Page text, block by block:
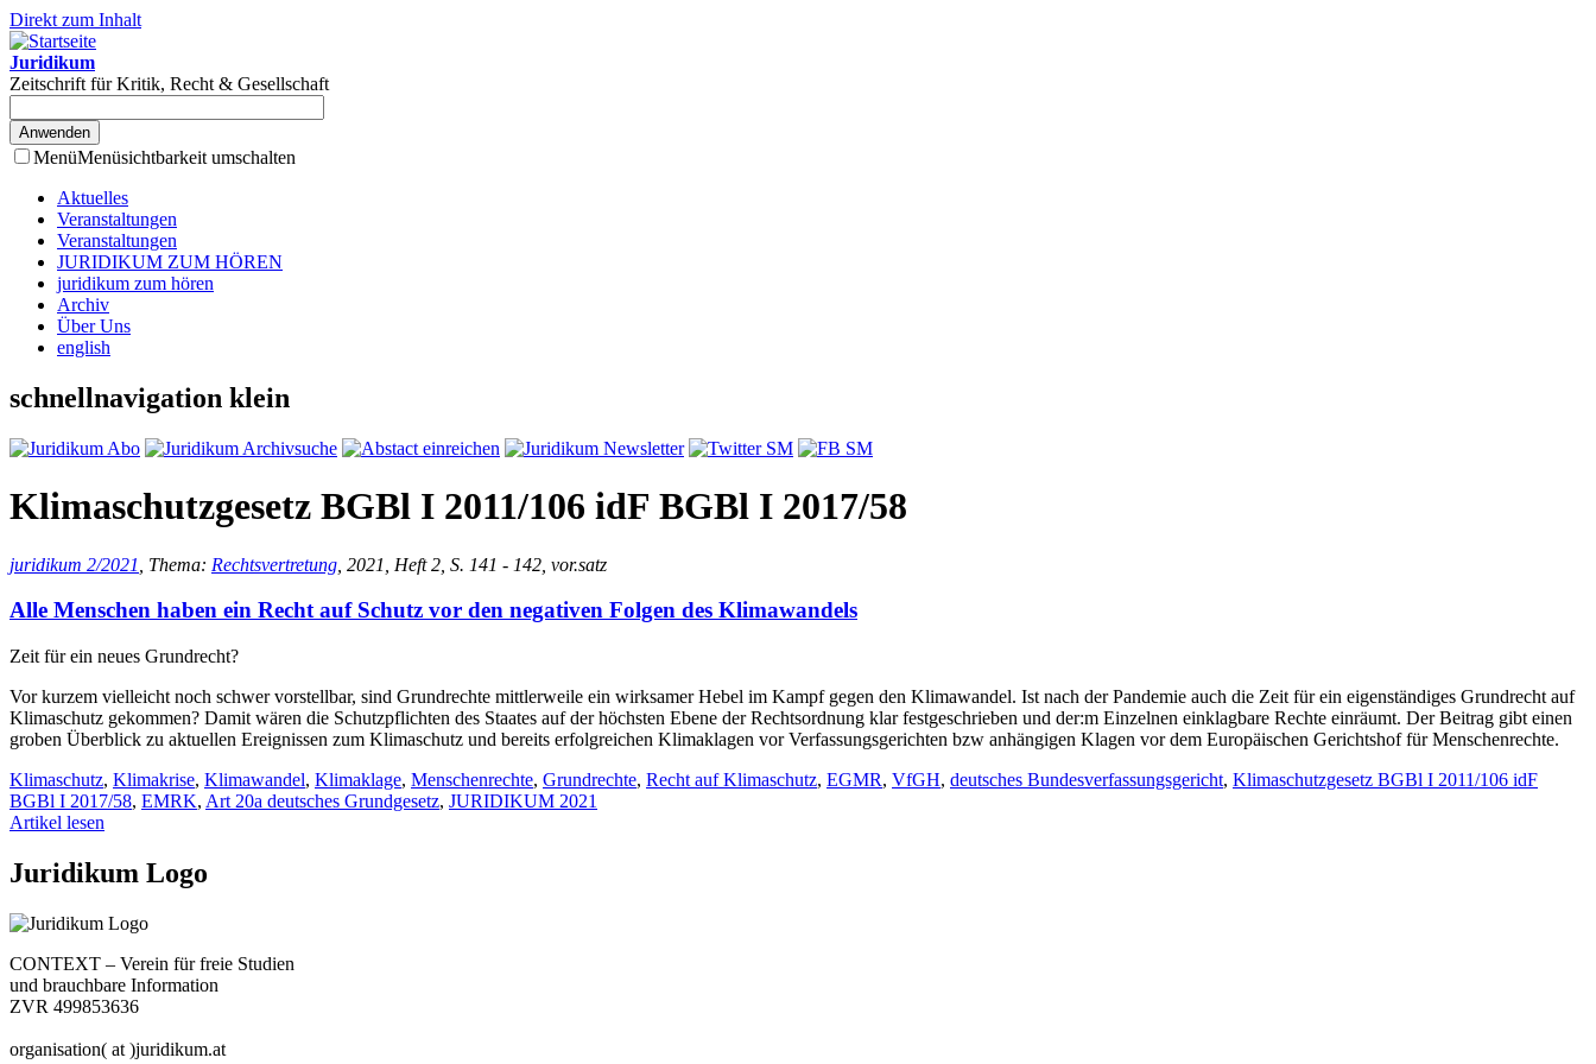
Direkt zum Inhalt
Juridikum
Zeitschrift für Kritik, Recht & Gesellschaft
MenüMenüsichtbarkeit umschalten
Aktuelles
Veranstaltungen
Veranstaltungen
JURIDIKUM ZUM HÖREN
juridikum zum hören
Archiv
Über Uns
english
schnellnavigation klein
Klimaschutzgesetz BGBl I 2011/106 idF BGBl I 2017/58
juridikum 2/2021 , Thema: Rechtsvertretung , 2021, Heft 2, S. 141 - 142, vor.satz
Alle Menschen haben ein Recht auf Schutz vor den negativen Folgen des Klimawandels
Zeit für ein neues Grundrecht?
Vor kurzem vielleicht noch schwer vorstellbar, sind Grundrechte mittlerweile ein wirksamer Hebel im Kampf gegen den Klimawandel. Ist nach der Pandemie auch die Zeit für ein eigenständiges Grundrecht auf
Klimaschutz gekommen? Damit wären die Schutzpflichten des Staates auf der höchsten Ebene der Rechtsordnung klar festgeschrieben und der:m Einzelnen einklagbare Rechte einräumt. Der Beitrag gibt einen
groben Überblick zu aktuellen Ereignissen zum Klimaschutz und bereits erfolgreichen Klimaklagen vor Verfassungsgerichten bzw anhängigen Klagen vor dem Europäischen Gerichtshof für Menschenrechte.
Klimaschutz, Klimakrise, Klimawandel, Klimaklage, Menschenrechte, Grundrechte, Recht auf Klimaschutz, EGMR, VfGH, deutsches Bundesverfassungsgericht, Klimaschutzgesetz BGBl I 2011/106 idF
BGBl I 2017/58, EMRK, Art 20a deutsches Grundgesetz, JURIDIKUM 2021
Artikel lesen
Juridikum Logo
CONTEXT – Verein für freie Studien
und brauchbare Information
ZVR 499853636
organisation( at )juridikum.at